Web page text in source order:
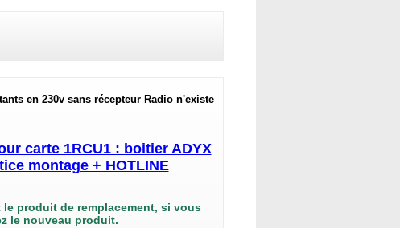
en 230v sans récepteur Radio n'existe
carte 1RCU1 : boitier ADYX
montage + HOTLINE
produit de remplacement, si vous
le nouveau produit.